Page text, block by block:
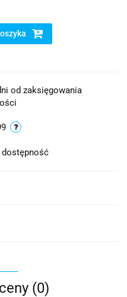
od zaksięgowania
dostępność
(0)